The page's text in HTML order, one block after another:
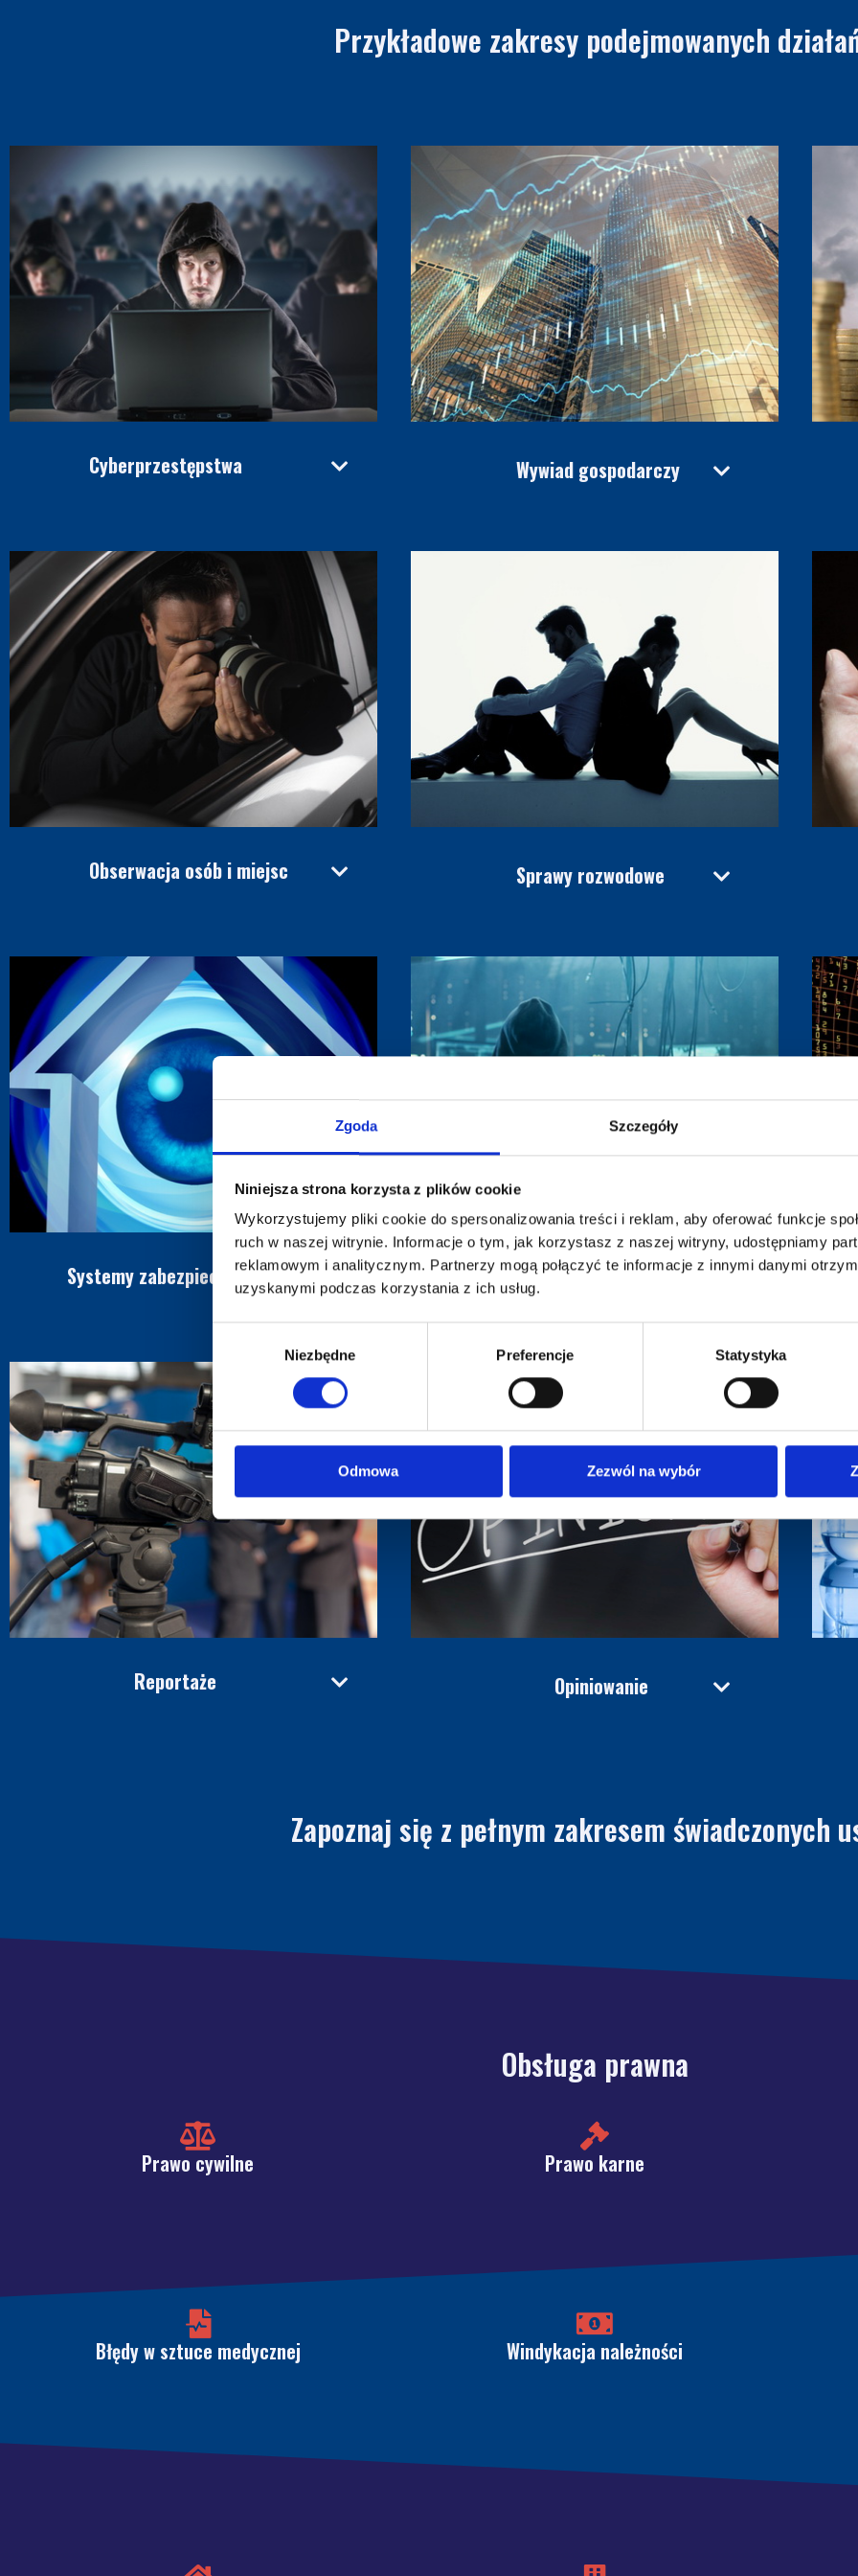
Zgoda Szczegóły
Niniejsza strona korzysta z plików cookie
Wykorzystujemy pliki cookie do spersonalizowania treści i reklam, aby oferować funkcje
ruch w naszej witrynie. Informacje o tym, jak korzystasz z naszej witryny, udostępniamy
reklamowym i analitycznym. Partnerzy mogą połączyć te informacje z innymi danymi
uzyskanymi podczas korzystania z ich usług.
Niezbędne Preferencje Statystyka
Odmowa Zezwól na wybór
Przykładowe zakresy podejmowanych
Cyberprzestępstwa Wywiad gospodarczy
Obserwacja osób i miejsc Sprawy rozwodowe
Systemy zabezpieczania mienia Odzyskiwanie danych
Reportaże Opiniowanie
Zapoznaj się z pełnym zakresem świadczonych
Obsługa prawna
Prawo cywilne Prawo karne
Błędy w sztuce medycznej Windykacja należności